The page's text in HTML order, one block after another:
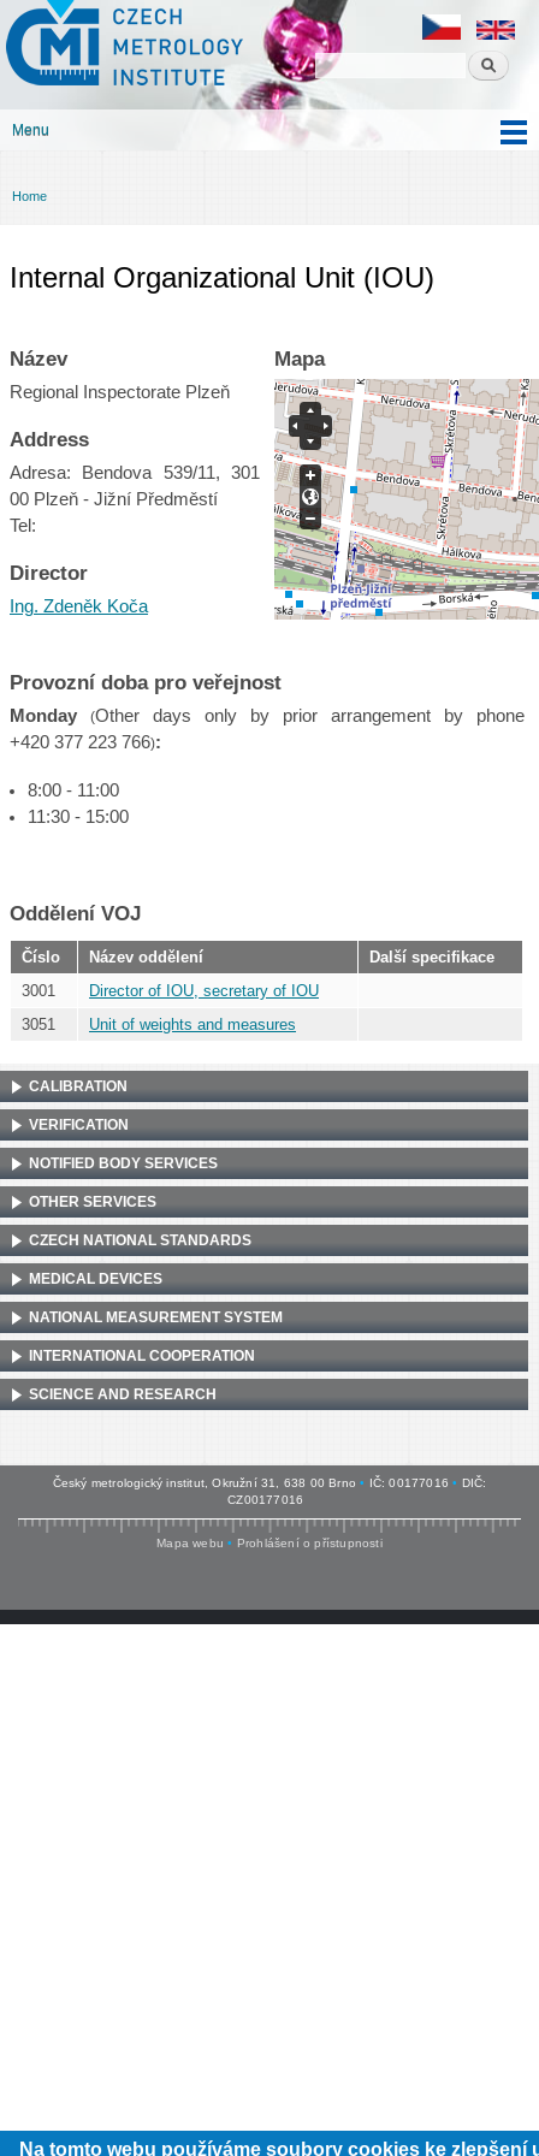
content
Czech
metrology
institute
Menu
You are here
Home
Internal Organizational Unit (IOU)
Název
Regional Inspectorate Plzeň
Address
Adresa: Bendova 539/11, 301
00 Plzeň - Jižní Předměstí
Tel:
Director
Ing. Zdeněk Koča
Mapa
Provozní doba pro veřejnost
Monday (Other days only by prior arrangement by phone
+420 377 223 766):
8:00 - 11:00
11:30 - 15:00
Oddělení VOJ
Číslo Název oddělení
Další specifikace
3001
Director of IOU, secretary of IOU
3051
Unit of weights and measures
CALIBRATION
VERIFICATION
NOTIFIED BODY SERVICES
OTHER SERVICES
CZECH NATIONAL STANDARDS
MEDICAL DEVICES
NATIONAL MEASUREMENT SYSTEM
INTERNATIONAL COOPERATION
SCIENCE AND RESEARCH
Český metrologický institut, Okružní 31, 638 00 Brno • IČ: 00177016 • DIČ:
CZ00177016
Mapa webu • Prohlášení o přístupnosti
Na tomto webu používáme soubory cookies ke zlepšení